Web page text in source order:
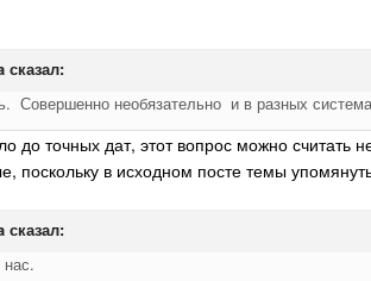
сказал:
Совершенно необязательно и в разных
точных дат, этот вопрос можно считать
поскольку в исходном посте темы
сказал: